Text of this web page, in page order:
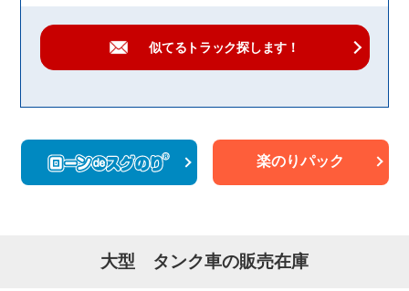
似てるトラック探します！
楽のりパック
大型 タンク車の販売在庫